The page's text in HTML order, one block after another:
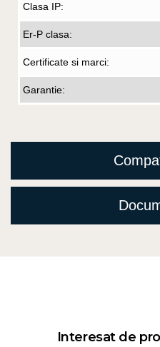
Clasa IP:
Er-P clasa:
Certificate si marci:
Garantie:
Interesat de